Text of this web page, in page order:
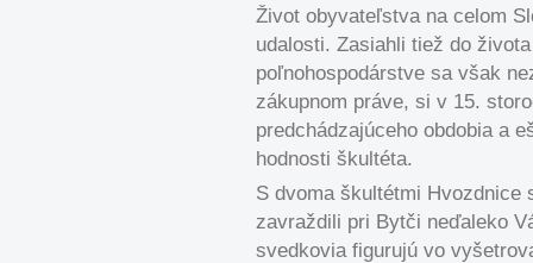
Život obyvateľstva na celom
udalosti. Zasiahli tiež do
poľnohospodárstve sa však
zákupnom práve, si v 15.
predchádzajúceho obdobia a
hodnosti škultéta.
S dvoma škultétmi Hvozdnice
zavraždili pri Bytči neďaleko
svedkovia figurujú vo